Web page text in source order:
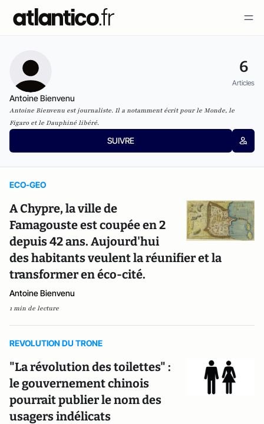
6
Articles
Antoine Bienvenu
Antoine Bienvenu est journaliste. Il a notamment écrit pour le Monde, le
Figaro et le Dauphiné libéré.
SUIVRE
ECO-GEO
A Chypre, la ville de
Famagouste est coupée en 2
depuis 42 ans. Aujourd'hui
des habitants veulent la réunifier et la
transformer en éco-cité.
Antoine Bienvenu
1 min de lecture
REVOLUTION DU TRONE
"La révolution des toilettes" :
le gouvernement chinois
pourrait publier le nom des
usagers indélicats